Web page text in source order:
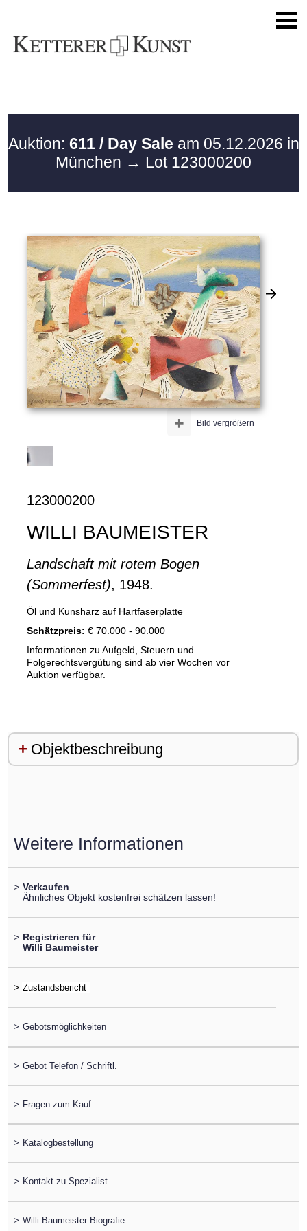
Auktion: 611 / Day Sale am 05.12.2026 in
München → Lot 123000200
Bild vergrößern
+
123000200
WILLI BAUMEISTER
Landschaft mit rotem Bogen
(Sommerfest), 1948.
Öl und Kunsharz auf Hartfaserplatte
Schätzpreis: € 70.000 - 90.000
Informationen zu Aufgeld, Steuern und
Folgerechtsvergütung sind ab vier Wochen vor
Auktion verfügbar.
Objektbeschreibung
Weitere Informationen
> Verkaufen
Ähnliches Objekt kostenfrei schätzen lassen!
> Registrieren für
Willi Baumeister
>
> Gebotsmöglichkeiten
> Gebot Telefon / Schriftl.
> Fragen zum Kauf
> Katalogbestellung
> Kontakt zu Spezialist
> Willi Baumeister Biografie